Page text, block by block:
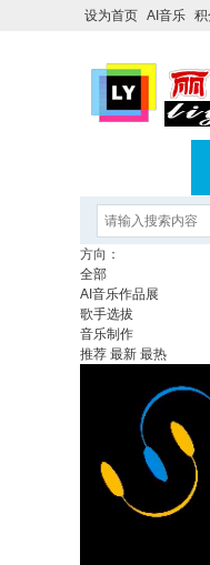
设为首页 AI音乐
方向：
全部
AI音乐作品展
歌手选拔
音乐制作
推荐 最新 最热